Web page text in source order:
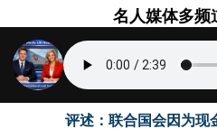
La plataforma de medios
noticias el
名人媒体多频
评述：联合国会因为现